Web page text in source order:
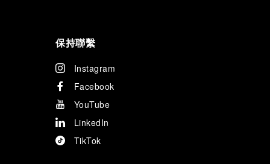
保持聯繫
Instagram
Facebook
YouTube
LinkedIn
TikTok